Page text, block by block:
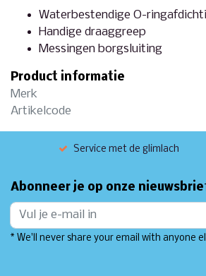
Waterbestendige O-
Handige draaggreep
Messingen borgsluiting
Product informatie
Merk
Artikelcode
Service met de glimlach
Abonneer je op onze
* We'll never share your email with anyone